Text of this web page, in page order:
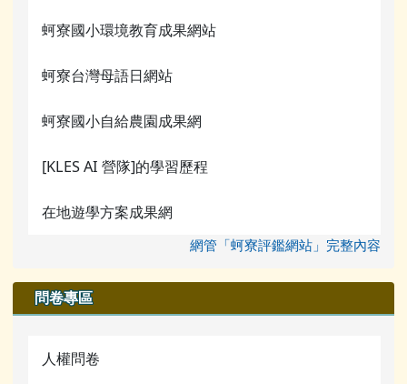
蚵寮國小環境教育成果網站
蚵寮台灣母語日網站
蚵寮國小自給農園成果網
[KLES AI 營隊]的學習歷程
在地遊學方案成果網
網管「蚵寮評鑑網站」完整內容
問卷專區
人權問卷